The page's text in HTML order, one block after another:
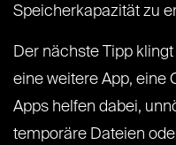
Speicherkapazität zu
Der nächste Tipp
eine weitere App, eine
Apps helfen dabei,
temporäre Dateien